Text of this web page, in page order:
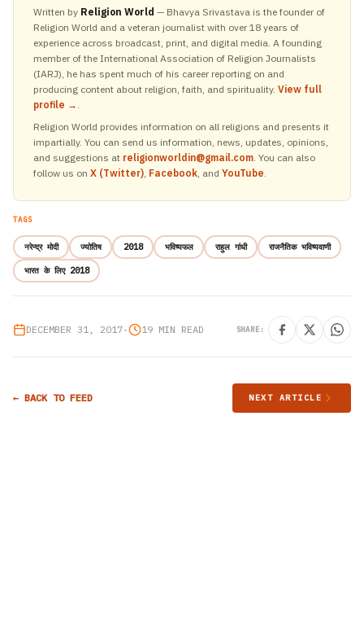
Written by Religion World — Bhavya Srivastava is the founder of
Religion World and a veteran journalist with over 18 years of
experience across broadcast, print, and digital media. A founding
member of the International Association of Religion Journalists
(IARJ), he has spent much of his career reporting on and
producing content about religion, faith, and spirituality. View full
profile → .
Religion World provides information on all religions and presents it
impartially. You can send us information, news, updates, opinions,
and suggestions at religionworldin@gmail.com. You can also
follow us on X (Twitter), Facebook, and YouTube.
TAGS
नरेन्द्र मोदी ज्योतिष 2018 भविष्यफल राहुल गांधी राजनैतिक भविष्यवाणी
भारत के लिए 2018
DECEMBER 31, 2017• 19 MIN READ SHARE:
← BACK TO FEED NEXT ARTICLE